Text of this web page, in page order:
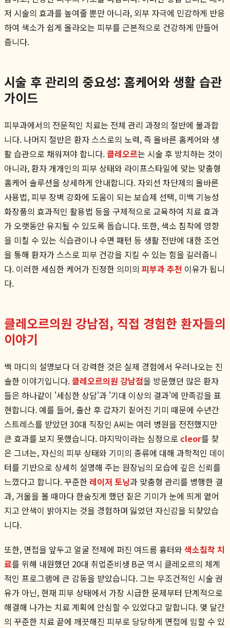
저 시술의 효과를 높여줄 뿐만 아니라, 외부 자극에 민감하게 반응
하여 색소가 쉽게 올라오는 피부를 근본적으로 건강하게 만들어
줍니다.
시술 후 관리의 중요성: 홈케어와 생활 습관
가이드
피부과에서의 전문적인 치료는 전체 관리 과정의 절반에 불과합
니다. 나머지 절반은 환자 스스로의 노력, 즉 올바른 홈케어와 생
활 습관으로 채워져야 합니다.클레오르는 시술 후 방치하는 것이
아니라, 환자 개개인의 피부 상태와 라이프스타일에 맞는 맞춤형
홈케어 솔루션을 상세하게 안내합니다. 자외선 차단제의 올바른
사용법, 피부 장벽 강화에 도움이 되는 보습제 선택, 미백 기능성
화장품의 효과적인 활용법 등을 구체적으로 교육하여 치료 효과
가 오랫동안 유지될 수 있도록 돕습니다. 또한, 색소 침착에 영향
을 미칠 수 있는 식습관이나 수면 패턴 등 생활 전반에 대한 조언
을 통해 환자가 스스로 피부 건강을 지킬 수 있는 힘을 길러줍니
다. 이러한 세심한 케어가 진정한 의미의 피부과 추천 이유가 됩니
다.
클레오르의원 강남점, 직접 경험한 환자들의
이야기
백 마디의 설명보다 더 강력한 것은 실제 경험에서 우러나오는 진
솔한 이야기입니다.클레오르의원 강남점을 방문했던 많은 환자
들은 하나같이 '세심한 상담'과 '기대 이상의 결과'에 만족감을 표
현합니다. 예를 들어, 출산 후 갑자기 짙어진 기미 때문에 수년간
스트레스를 받았던 30대 직장인 A씨는 여러 병원을 전전했지만
큰 효과를 보지 못했습니다. 마지막이라는 심정으로 cleor를 찾
은 그녀는, 자신의 피부 상태와 기미의 종류에 대해 과학적인 데이
터를 기반으로 상세히 설명해 주는 원장님의 모습에 깊은 신뢰를
느꼈다고 합니다. 꾸준한 레이저 토닝과 맞춤형 관리를 병행한 결
과, 거울을 볼 때마다 한숨짓게 했던 짙은 기미가 눈에 띄게 옅어
지고 안색이 밝아지는 것을 경험하며 잃었던 자신감을 되찾았습
니다.
또한, 면접을 앞두고 얼굴 전체에 퍼진 여드름 흉터와 색소침착 치
료를 위해 내원했던 20대 취업준비생 B군 역시 클레오르의 체계
적인 프로그램에 큰 감동을 받았습니다. 그는 무조건적인 시술 권
유가 아닌, 현재 피부 상태에서 가장 시급한 문제부터 단계적으로
해결해 나가는 치료 계획에 안심할 수 있었다고 말합니다. 몇 달간
의 꾸준한 치료 끝에 깨끗해진 피부로 당당하게 면접에 임할 수 있